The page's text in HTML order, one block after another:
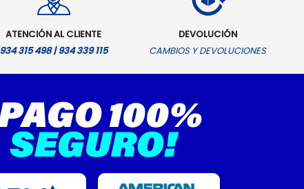
ATENCIÓN AL CLIENTE
934 315 498 | 934 339 115
DEVOLUCIÓN
CAMBIOS Y DEVOLUCIONES